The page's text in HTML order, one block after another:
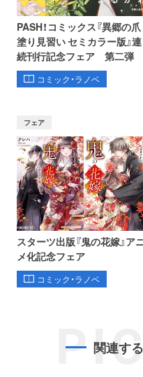
PASH！コミックス『異郷の爪
塗り見習い セミカラー版』連
続刊行記念フェア 第二弾
コミック・ラノベ
フェア
スターツ出版『鬼の花嫁』ア
メ化記念フェア
コミック・ラノベ
関連す